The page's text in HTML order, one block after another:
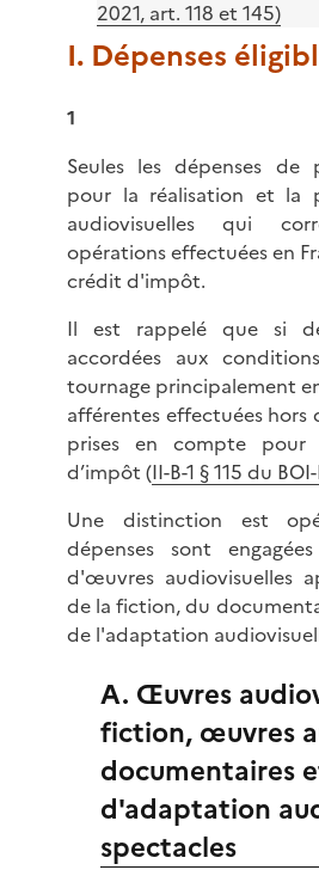
2021, art. 118 et 145)
I. Dépenses
1
Seules les dépenses de
pour la réalisation et la
audiovisuelles qui
opérations effectuées en
crédit d'impôt.
Il est rappelé que si
accordées aux
tournage principalement
afférentes effectuées hors
prises en compte
d’impôt (II-B-1 § 115 du
Une distinction est
dépenses sont
d'œuvres audiovisuelles
de la fiction, du
de l'adaptation
A. Œuvres
fiction, œuvres
documentaires
d'adaptation
spectacles